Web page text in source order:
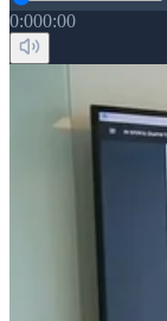
0:000:00